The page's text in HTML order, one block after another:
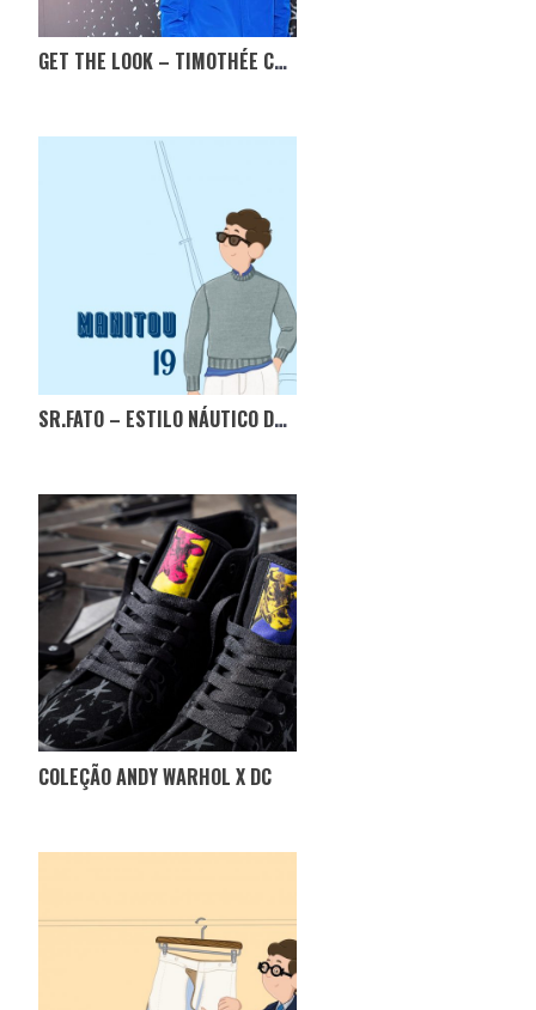
GET THE LOOK – TIMOTHÉE CHALAMET
SR.FATO – ESTILO NÁUTICO DE JFK
COLEÇÃO ANDY WARHOL X DC